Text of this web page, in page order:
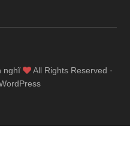
nghĩ
All Rights Reserved ·